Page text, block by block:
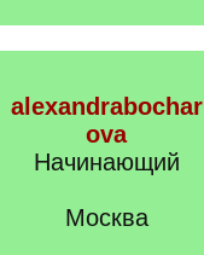
alexandrabochar
ova
Начинающий
Москва